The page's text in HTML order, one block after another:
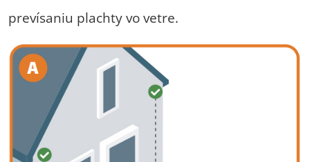
prevísaniu plachty vo vetre.